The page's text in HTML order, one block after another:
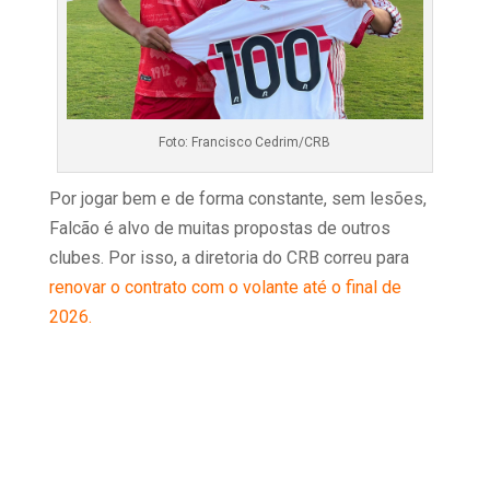
Foto: Francisco Cedrim/CRB
Por jogar bem e de forma constante, sem lesões,
Falcão é alvo de muitas propostas de outros
clubes. Por isso, a diretoria do CRB correu para
renovar o contrato com o volante até o final de
2026.